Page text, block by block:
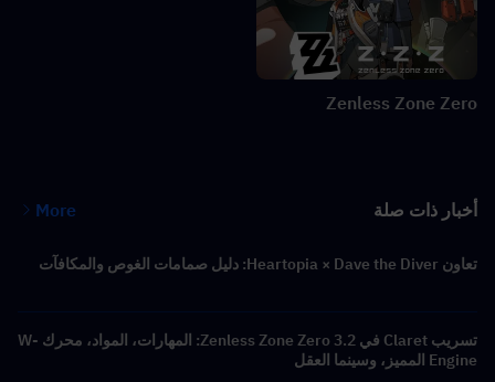
Zenless Zone Zero
أخبار ذات صلة More
تعاون Heartopia × Dave the Diver: دليل صمامات الغوص والمكافآت
تسريب Claret في Zenless Zone Zero 3.2: المهارات، المواد، محرك W-
Engine المميز، وسينما العقل